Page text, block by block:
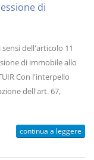
di
sensi dell'articolo 11
di immobile allo
Con l'interpello
dell'art. 67,
continua a leggere